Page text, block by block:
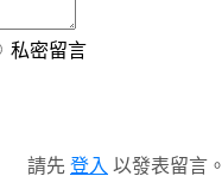
私密留言
請先 登入 以發表留言。